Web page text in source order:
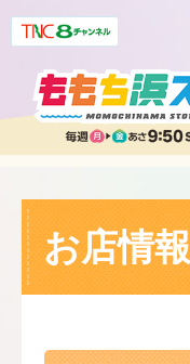
お店情報